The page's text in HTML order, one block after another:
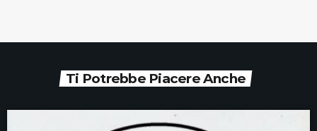
Ti Potrebbe Piacere Anche